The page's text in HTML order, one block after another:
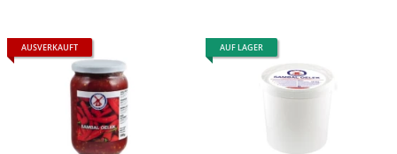
AUSVERKAUFT AUF LAGER